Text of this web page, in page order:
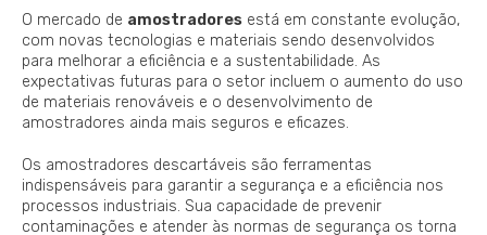
O mercado de amostradores está em constante evolução,
com novas tecnologias e materiais sendo desenvolvidos
para melhorar a eficiência e a sustentabilidade. As
expectativas futuras para o setor incluem o aumento do uso
de materiais renováveis e o desenvolvimento de
amostradores ainda mais seguros e eficazes.
Os amostradores descartáveis são ferramentas
indispensáveis para garantir a segurança e a eficiência nos
processos industriais. Sua capacidade de prevenir
contaminações e atender às normas de segurança os torna